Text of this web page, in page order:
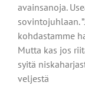
avainsanoja.
sovintojuhlaan.
kohdastamme
Mutta kas jos
syitä
veljestä